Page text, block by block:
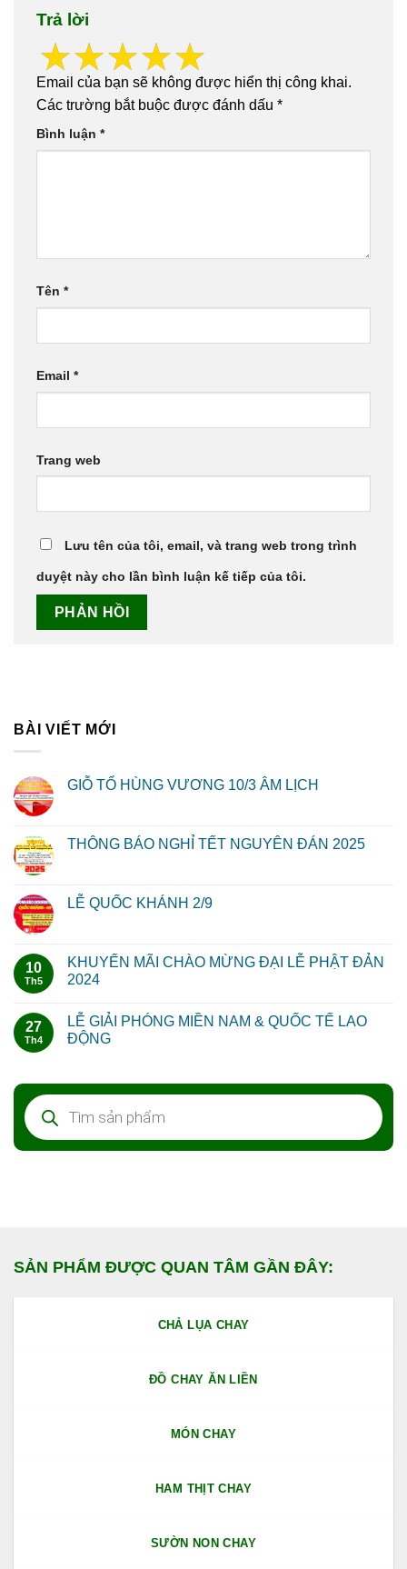
Trả lời
Email của bạn sẽ không được hiển thị công khai.
Các trường bắt buộc được đánh dấu *
Bình luận *
Tên *
Email *
Trang web
Lưu tên của tôi, email, và trang web trong trình
duyệt này cho lần bình luận kế tiếp của tôi.
BÀI VIẾT MỚI
GIỖ TỔ HÙNG VƯƠNG 10/3 ÂM LỊCH
THÔNG BÁO NGHỈ TẾT NGUYÊN ĐÁN 2025
LỄ QUỐC KHÁNH 2/9
10
Th5
KHUYẾN MÃI CHÀO MỪNG ĐẠI LỄ PHẬT ĐẢN
2024
27
Th4
LỄ GIẢI PHÓNG MIỀN NAM & QUỐC TẾ LAO
ĐỘNG
Tìm
kiếm
sản
phẩm
SẢN PHẨM ĐƯỢC QUAN TÂM GẦN ĐÂY:
CHẢ LỤA CHAY
ĐỒ CHAY ĂN LIỀN
MÓN CHAY
HAM THỊT CHAY
SƯỜN NON CHAY